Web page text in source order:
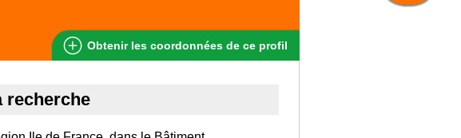
Obtenir les coordonnées de ce profil
recherche